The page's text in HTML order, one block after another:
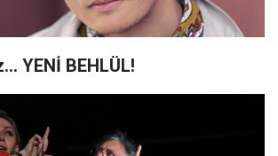
YENİ BEHLÜL!